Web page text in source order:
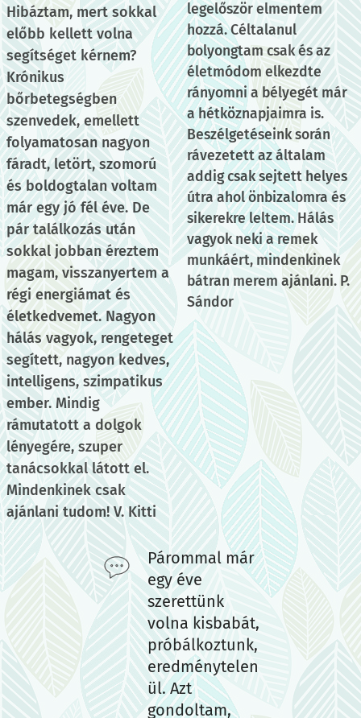
Hibáztam, mert sokkal
előbb kellett volna
segítséget kérnem?
Krónikus
bőrbetegségben
szenvedek, emellett
folyamatosan nagyon
fáradt, letört, szomorú
és boldogtalan voltam
már egy jó fél éve. De
pár találkozás után
sokkal jobban éreztem
magam, visszanyertem a
régi energiámat és
életkedvemet. Nagyon
hálás vagyok, rengeteget
segített, nagyon kedves,
intelligens, szimpatikus
ember. Mindig
rámutatott a dolgok
lényegére, szuper
tanácsokkal látott el.
Mindenkinek csak
ajánlani tudom! V. Kitti
legelőször elmentem
hozzá. Céltalanul
bolyongtam csak és az
életmódom elkezdte
rányomni a bélyegét már
a hétköznapjaimra is.
Beszélgetéseink során
rávezetett az általam
addig csak sejtett helyes
útra ahol önbizalomra és
sikerekre leltem. Hálás
vagyok neki a remek
munkáért, mindenkinek
bátran merem ajánlani. P.
Sándor
Párommal már
egy éve
szerettünk
volna kisbabát,
próbálkoztunk,
eredménytelen
ül. Azt
gondoltam,